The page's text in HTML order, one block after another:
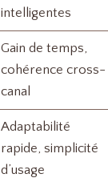
intelligentes
Gain de temps,
cohérence cross-
canal
Adaptabilité
rapide, simplicité
d’usage